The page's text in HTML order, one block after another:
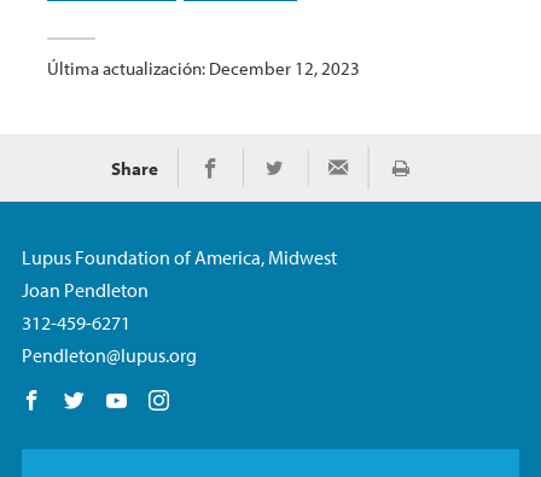
Última actualización: December 12, 2023
Share Share on Facebook
Share on TwitterShare via EmailImprimir
Lupus Foundation of America, Midwest
Joan Pendleton
312-459-6271
Pendleton@lupus.org
Follow us on Facebook
Follow us on Twitter
Follow us on YouTube